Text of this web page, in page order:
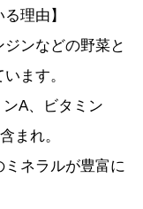
理由】
ジンなどの野菜と
ます。
A、ビタミン
まれ。
ネラルが豊富 に